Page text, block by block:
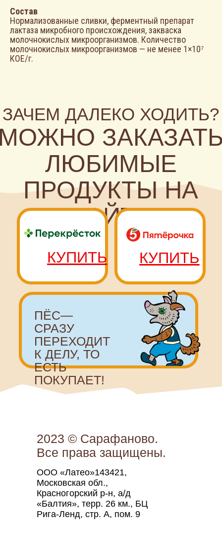
Состав
Нормализованные сливки, ферментный препарат
лактаза микробного происхождения, закваска
молочнокислых микроорганизмов. Количество
молочнокислых микроорганизмов — не менее 1×10⁷
КОЕ/г.ПЁС—
ПОКУПАЕТ!
КУПИТЬ КУПИТЬ
ООО «Латео»143421,
Московская обл.,
Красногорский р-н, а/д
«Балтия», терр. 26 км., БЦ
Рига-Ленд, стр. А, пом. 9
2023 © Сарафаново.
Все права защищены.